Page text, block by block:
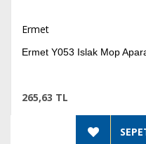
Ermet
Ermet Y053 Islak Mop
265,63 TL